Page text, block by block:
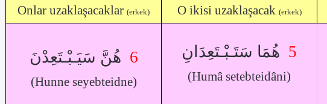
Onlar uzaklaşacaklar(erkek) O ikisi uzaklaşacak (erkek)
هُنَّ سَيَـبْـتَعِدْنَ 6
(Hunne seyebteidne)
هُمَا سَتَـبْـتَعِدَانِ 5
(Humâ setebteidâni)